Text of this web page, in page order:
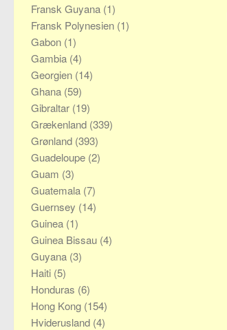
Fransk Guyana (1)
Fransk Polynesien (1)
Gabon (1)
Gambia (4)
Georgien (14)
Ghana (59)
Gibraltar (19)
Grækenland (339)
Grønland (393)
Guadeloupe (2)
Guam (3)
Guatemala (7)
Guernsey (14)
Guinea (1)
Guinea Bissau (4)
Guyana (3)
Haiti (5)
Honduras (6)
Hong Kong (154)
Hviderusland (4)